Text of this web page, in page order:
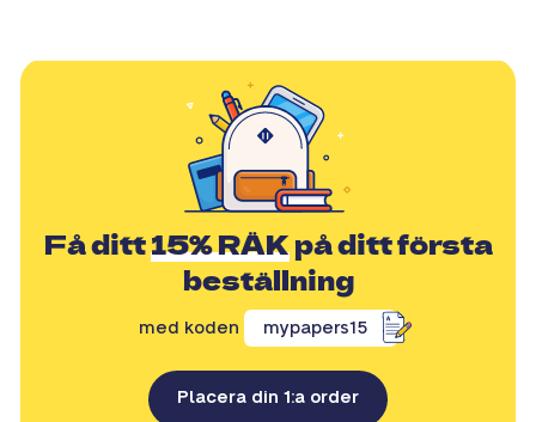
Få ditt15% RÄKpå ditt första
beställning
med koden mypapers15
Placera din 1:a order